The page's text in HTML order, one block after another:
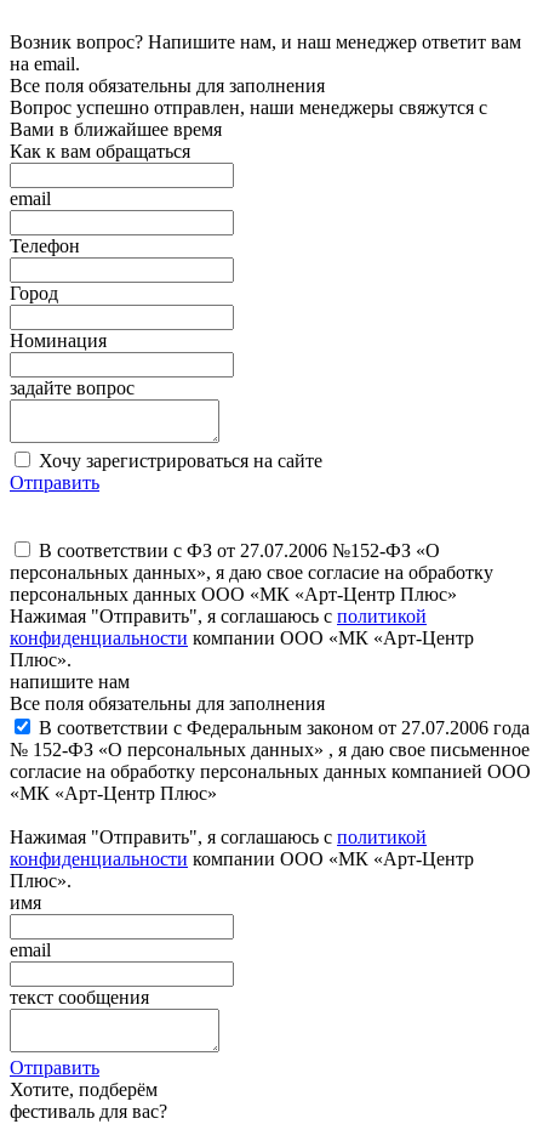
Возник вопрос? Напишите нам, и наш менеджер ответит вам
на email.
Все поля обязательны для заполнения
Вопрос успешно отправлен, наши менеджеры свяжутся с
Вами в ближайшее время
Как к вам обращаться
email
Телефон
Город
Номинация
задайте вопрос
Хочу зарегистрироваться на сайте
Отправить
В соответствии с ФЗ от 27.07.2006 №152-ФЗ «О
персональных данных», я даю свое согласие на обработку
персональных данных ООО «МК «Арт-Центр Плюс»
Нажимая "Отправить", я соглашаюсь с политикой
конфиденциальности компании ООО «МК «Арт-Центр
Плюс».
напишите нам
Все поля обязательны для заполнения
В соответствии с Федеральным законом от 27.07.2006 года
№ 152-ФЗ «О персональных данных» , я даю свое письменное
согласие на обработку персональных данных компанией ООО
«МК «Арт-Центр Плюс»
Нажимая "Отправить", я соглашаюсь с политикой
конфиденциальности компании ООО «МК «Арт-Центр
Плюс».
имя
email
текст сообщения
Отправить
Хотите, подберём
фестиваль для вас?